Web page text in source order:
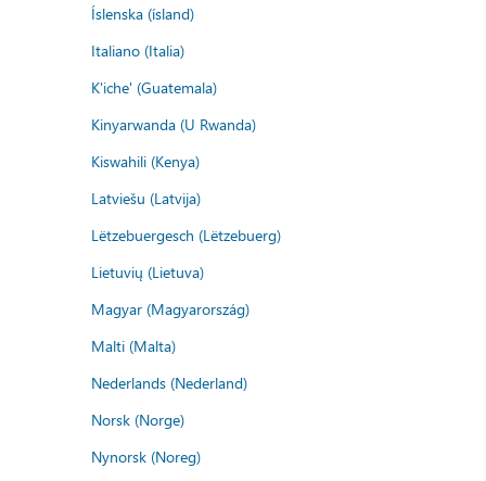
Íslenska (ísland)
Italiano (Italia)
K'iche' (Guatemala)
Kinyarwanda (U Rwanda)
Kiswahili (Kenya)
Latviešu (Latvija)
Lëtzebuergesch (Lëtzebuerg)
Lietuvių (Lietuva)
Magyar (Magyarország)
Malti (Malta)
Nederlands (Nederland)
Norsk (Norge)
Nynorsk (Noreg)